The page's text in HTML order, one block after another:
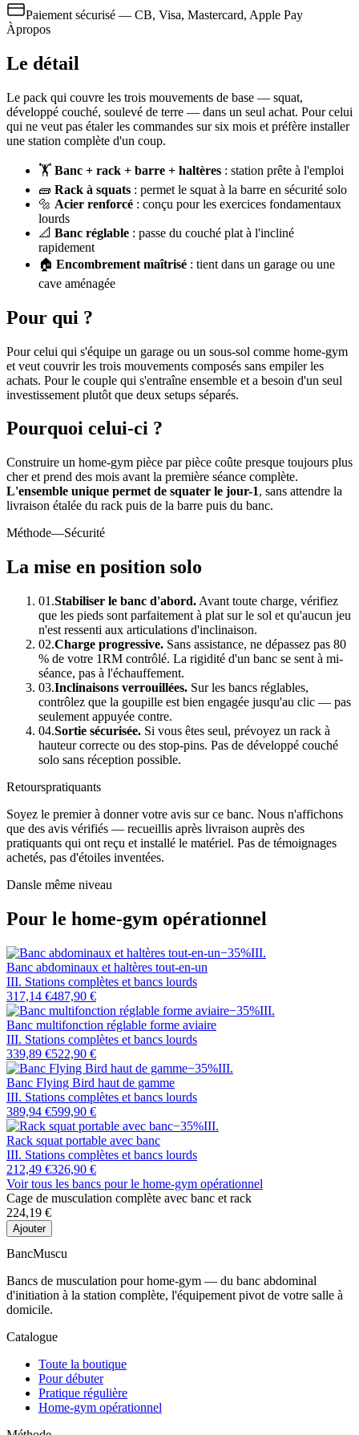
Paiement sécurisé — CB, Visa, Mastercard, Apple Pay
Àpropos
Le détail
Le pack qui couvre les trois mouvements de base — squat,
développé couché, soulevé de terre — dans un seul achat. Pour celui
qui ne veut pas étaler les commandes sur six mois et préfère installer
une station complète d'un coup.
🏋️ Banc + rack + barre + haltères : station prête à l'emploi
🧱 Rack à squats : permet le squat à la barre en sécurité solo
🔩 Acier renforcé : conçu pour les exercices fondamentaux
lourds
📐 Banc réglable : passe du couché plat à l'incliné
rapidement
🏠 Encombrement maîtrisé : tient dans un garage ou une
cave aménagée
Pour qui ?
Pour celui qui s'équipe un garage ou un sous-sol comme home-gym
et veut couvrir les trois mouvements composés sans empiler les
achats. Pour le couple qui s'entraîne ensemble et a besoin d'un seul
investissement plutôt que deux setups séparés.
Pourquoi celui-ci ?
Construire un home-gym pièce par pièce coûte presque toujours plus
cher et prend des mois avant la première séance complète.
L'ensemble unique permet de squater le jour-1, sans attendre la
livraison étalée du rack puis de la barre puis du banc.
Méthode—Sécurité
La mise en position solo
01.Stabiliser le banc d'abord. Avant toute charge, vérifiez
que les pieds sont parfaitement à plat sur le sol et qu'aucun jeu
n'est ressenti aux articulations d'inclinaison.
02.Charge progressive. Sans assistance, ne dépassez pas 80
% de votre 1RM contrôlé. La rigidité d'un banc se sent à mi-
séance, pas à l'échauffement.
03.Inclinaisons verrouillées. Sur les bancs réglables,
contrôlez que la goupille est bien engagée jusqu'au clic — pas
seulement appuyée contre.
04.Sortie sécurisée. Si vous êtes seul, prévoyez un rack à
hauteur correcte ou des stop-pins. Pas de développé couché
solo sans réception possible.
Retourspratiquants
Soyez le premier à donner votre avis sur ce banc. Nous n'affichons
que des avis vérifiés — recueillis après livraison auprès des
pratiquants qui ont reçu et installé le matériel. Pas de témoignages
achetés, pas d'étoiles inventées.
Dansle même niveau
Pour le home-gym opérationnel
−35%III.
Banc abdominaux et haltères tout-en-un
III. Stations complètes et bancs lourds
317,14 €487,90 €
−35%III.
Banc multifonction réglable forme aviaire
III. Stations complètes et bancs lourds
339,89 €522,90 €
−35%III.
Banc Flying Bird haut de gamme
III. Stations complètes et bancs lourds
389,94 €599,90 €
−35%III.
Rack squat portable avec banc
III. Stations complètes et bancs lourds
212,49 €326,90 €
Voir tous les bancs pour le home-gym opérationnel
Cage de musculation complète avec banc et rack
224,19 €
Ajouter
BancMuscu
Bancs de musculation pour home-gym — du banc abdominal
d'initiation à la station complète, l'équipement pivot de votre salle à
domicile.
Catalogue
Toute la boutique
Pour débuter
Pratique régulière
Home-gym opérationnel